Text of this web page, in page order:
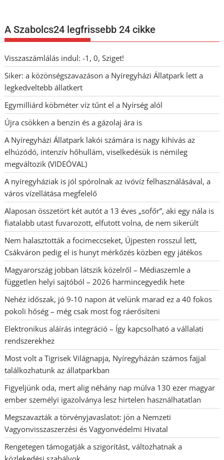
A Szabolcs24 legfrissebb 24 cikke
Visszaszámlálás indul: -1, 0, Sziget!
Siker: a közönségszavazáson a Nyíregyházi Állatpark lett a
legkedveltebb állatkert
Egymilliárd köbméter víz tűnt el a Nyírség alól
Újra csökken a benzin és a gázolaj ára is
A Nyíregyházi Állatpark lakói számára is nagy kihívás az
elhúzódó, intenzív hőhullám, viselkedésük is némileg
megváltozik (VIDEÓVAL)
A nyíregyháziak is jól spórolnak az ivóvíz felhasználásával, a
város vízellátása megfelelő
Alaposan összetört két autót a 13 éves „sofőr”, aki egy nála is
fiatalabb utast fuvarozott, elfutott volna, de nem sikerült
Nem halasztották a focimeccseket, Újpesten rosszul lett,
Csákváron pedig el is hunyt mérkőzés közben egy játékos
Magyarország jobban látszik közelről – Médiaszemle a
független helyi sajtóból – 2026 harmincegyedik hete
Nehéz időszak, jó 9-10 napon át velünk marad ez a 40 fokos
pokoli hőség – még csak most fog ráerősíteni
Elektronikus aláírás integráció – Így kapcsolható a vállalati
rendszerekhez
Most volt a Tigrisek Világnapja, Nyíregyházán számos fajjal
találkozhatunk az állatparkban
Figyeljünk oda, mert alig néhány nap múlva 130 ezer magyar
ember személyi igazolványa lesz hirtelen használhatatlan
Megszavazták a törvényjavaslatot: jön a Nemzeti
Vagyonvisszaszerzési és Vagyonvédelmi Hivatal
Rengetegen támogatják a szigorítást, változhatnak a